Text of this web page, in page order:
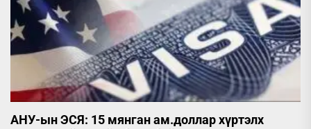
АНУ-ын ЭСЯ: 15 мянган ам.доллар хүртэлх